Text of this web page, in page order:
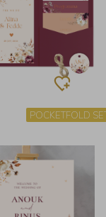
POCKETFOLD